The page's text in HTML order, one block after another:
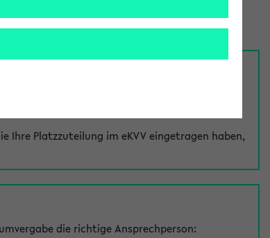
Ihre Platzzuteilung im eKVV eingetragen haben,
die richtige Ansprechperson: